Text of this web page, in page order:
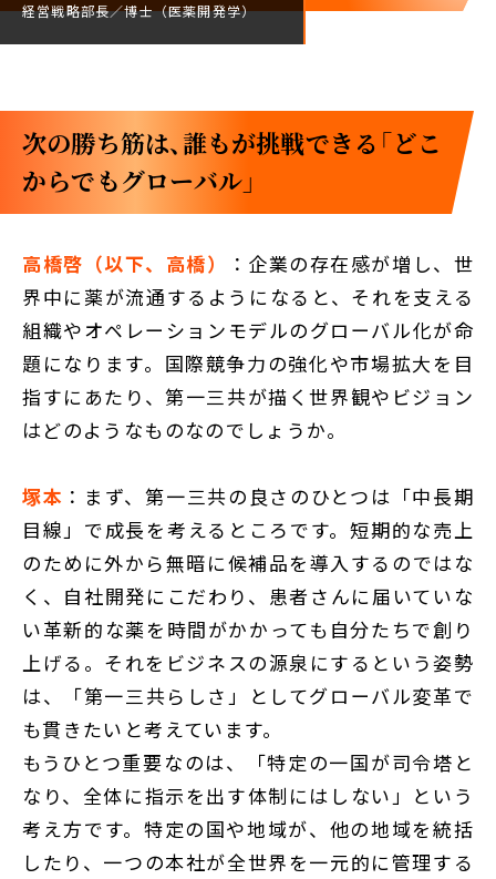
経営戦略部長／博士（医薬開発学）
次の勝ち筋は、誰もが挑戦できる「どこ
からでもグローバル」
高橋啓（以下、高橋）
：企業の存在感が増し、世
界中に薬が流通するようになると、それを支える
組織やオペレーションモデルのグローバル化が命
題になります。国際競争力の強化や市場拡大を目
指すにあたり、第一三共が描く世界観やビジョン
はどのようなものなのでしょうか。
塚本 ：まず、第一三共の良さのひとつは「中長期
目線」で成長を考えるところです。短期的な売上
のために外から無暗に候補品を導入するのではな
く、自社開発にこだわり、患者さんに届いていな
い革新的な薬を時間がかかっても自分たちで創り
上げる。それをビジネスの源泉にするという姿勢
は、「第一三共らしさ」としてグローバル変革で
も貫きたいと考えています。
もうひとつ重要なのは、「特定の一国が司令塔と
なり、全体に指示を出す体制にはしない」という
考え方です。特定の国や地域が、他の地域を統括
したり、一つの本社が全世界を一元的に管理する